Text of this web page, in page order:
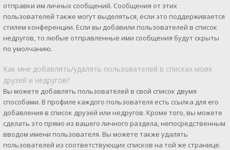
отправки им личных сообщений. Сообщения от этих
пользователей также могут выделяться, если это поддерживается
стилем конференции. Если вы добавили пользователей в список
недругов, то любые отправленные ими сообщения будут скрыты
по умолчанию.
Как мне добавлять/удалять пользователей в списках моих
друзей и недругов?
Вы можете добавлять пользователей в свой список двумя
способами. В профиле каждого пользователя есть ссылка для его
добавления в список друзей или недругов. Кроме того, вы можете
сделать это прямо из вашего личного раздела, непосредственным
вводом имени пользователя. Вы можете также удалять
пользователей из соответствующих списков на той же странице.